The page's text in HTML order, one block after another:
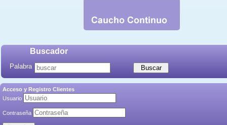
Buscador
Palabra
Acceso y Registro Clientes
Usuario
Contraseña